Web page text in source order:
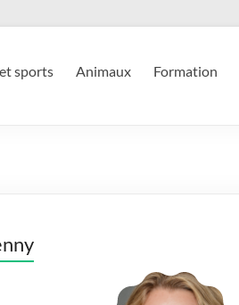
sports Animaux Formation